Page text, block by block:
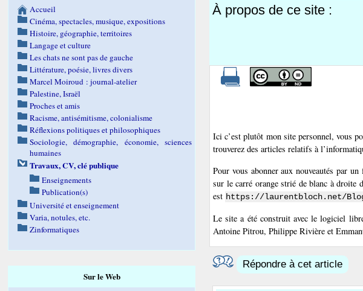
À propos de ce site :
Ici c’est plutôt mon site personnel, vous
trouverez des articles relatifs à
Pour vous abonner aux nouveautés par
sur le carré orange strié de blanc à droite
est https://laurentbloch.net/
Le site a été construit avec le logiciel
Antoine Pitrou, Philippe Rivière et
Répondre à cet article
Accueil
Cinéma, spectacles, musique, expositions
Histoire, géographie, territoires
Langage et culture
Les chats ne sont pas de gauche
Littérature, poésie, livres divers
Marcel Moiroud : journal-atelier
Palestine, Israël
Proches et amis
Racisme, antisémitisme, colonialisme
Réflexions politiques et philosophiques
Sociologie, démographie, économie, sciences
humaines
Travaux, CV, clé publique
Enseignements
Publication(s)
Université et enseignement
Varia, notules, etc.
Zinformatiques
Sur le Web